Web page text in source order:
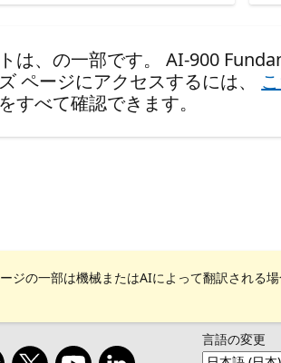
は、の一部です。 AI-900
ページにアクセスするには、
すべて確認できます。
ジの一部は機械またはAIによって翻訳される場
言語の変更